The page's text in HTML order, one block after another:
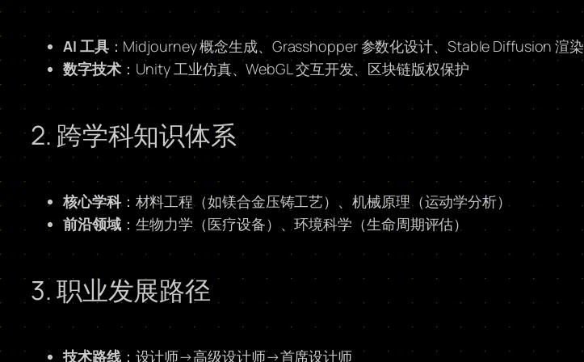
AI 工具：Midjourney 概念生成、Grasshopper 参数化设计、Stable Diffusion 渲染
数字技术：Unity 工业仿真、WebGL 交互开发、区块链版权保护
2. 跨学科知识体系
核心学科：材料工程（如镁合金压铸工艺）、机械原理（运动学分析）
前沿领域：生物力学（医疗设备）、环境科学（生命周期评估）
3. 职业发展路径
技术路线：设计师→高级设计师→首席设计师